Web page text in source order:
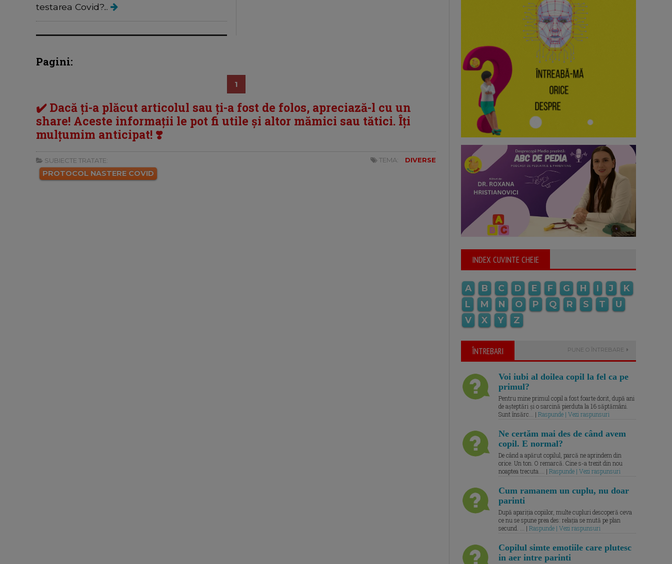
testarea Covid?...
Pagini:
1
✔️ Dacă ți-a plăcut articolul sau ți-a fost de folos, apreciază-l cu un
share! Aceste informații le pot fi utile și altor mămici sau tătici. Îți
mulțumim anticipat! ❣️
SUBIECTE TRATATE:
PROTOCOL NASTERE COVID
TEMA: DIVERSE
INDEX CUVINTE CHEIE
A B C D E F G H I J
K
L
M N O P Q R S T
U
V
X Y Z
ÎNTREBARI PUNE O ÎNTREBARE
Voi iubi al doilea copil la fel ca pe
primul?
Pentru mine primul copil a fost foarte dorit, după ani
de așteptări și o sarcină pierduta la 16 săptămâni.
Sunt însărc... | Raspunde | Vezi raspunsuri
Ne certăm mai des de când avem
copil. E normal?
De când a apărut copilul, parcă ne aprindem din
orice. Un ton. O remarcă. Cine s-a trezit din nou
noaptea trecuta.... | Raspunde | Vezi raspunsuri
Cum ramanem un cuplu, nu doar
parinti
După apariția copiilor, multe cupluri descoperă ceva
ce nu se spune prea des: relația se mută pe plan
secund. ... | Raspunde | Vezi raspunsuri
Copilul simte emotiile care plutesc
in aer intre parinti